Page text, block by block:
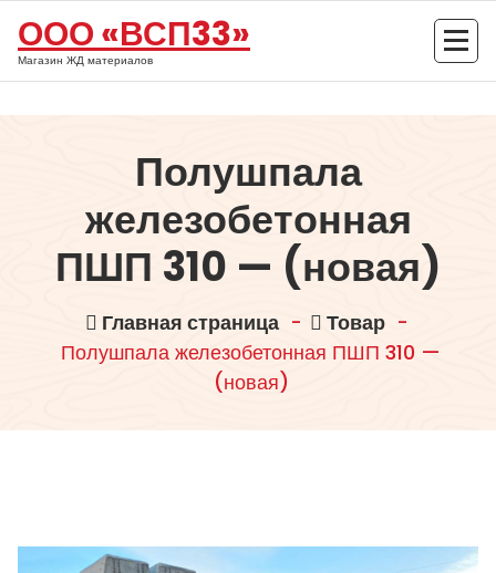
содержимому
ООО «ВСП33»
Магазин ЖД материалов
Полушпала
железобетонная
ПШП 310 — (новая)
Главная страница- Товар-
Полушпала железобетонная ПШП 310 —
(новая)